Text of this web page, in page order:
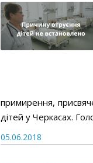
примирення,
дітей у Черкасах.
05.06.2018